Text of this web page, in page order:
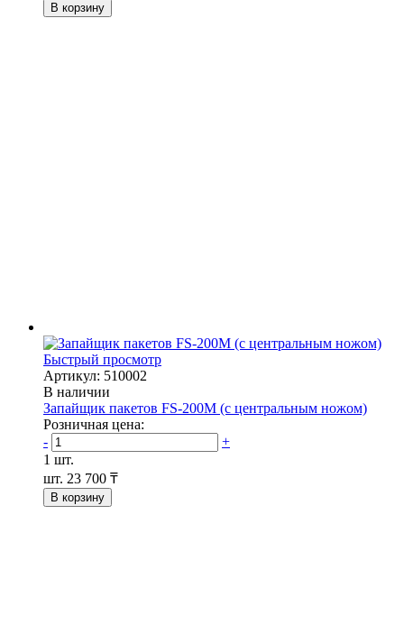
В корзину
Быстрый просмотр
Артикул: 510002
В наличии
Запайщик пакетов FS-200M (с центральным ножом)
Розничная цена:
-
+
1 шт.
шт. 23 700 ₸
В корзину